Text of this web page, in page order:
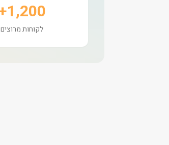
1,200+
לקוחות מרוצים